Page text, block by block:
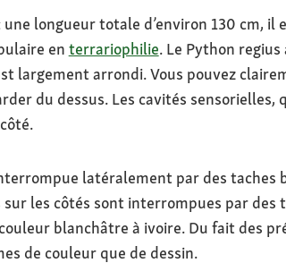
longueur totale d’environ 130 cm, il
en terrariophilie. Le Python
largement arrondi. Vous pouvez
du dessus. Les cavités sensorielles,
latéralement par des taches
les côtés sont interrompues par des
blanchâtre à ivoire. Du fait des
de couleur que de dessin.